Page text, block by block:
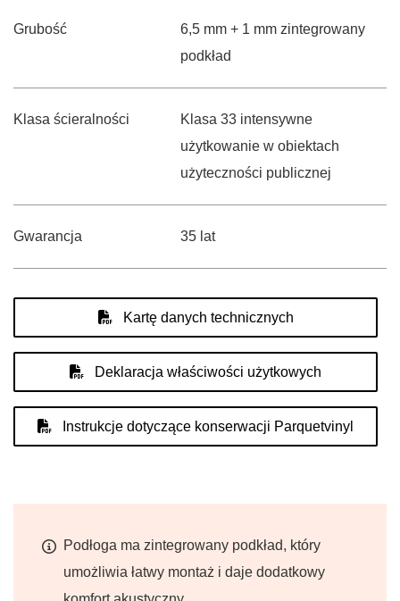
Grubość
6,5 mm + 1 mm zintegrowany
podkład
Klasa ścieralności
Klasa 33 intensywne
użytkowanie w obiektach
użyteczności publicznej
Gwarancja 35 lat
Kartę danych technicznych
Deklaracja właściwości użytkowych
Instrukcje dotyczące konserwacji Parquetvinyl
Podłoga ma zintegrowany podkład, który
umożliwia łatwy montaż i daje dodatkowy